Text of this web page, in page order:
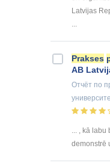
Latvijas
Prakses
AB
Отчёт по
... , kā labu
demonstrē